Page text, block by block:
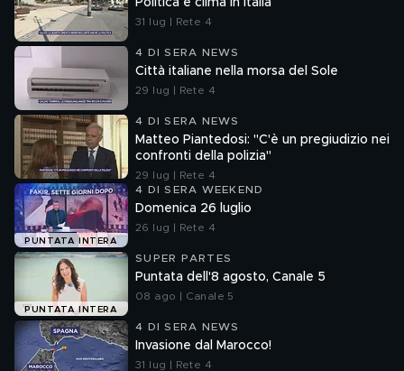
Politica e clima in Italia
31 lug | Rete 4
4 DI SERA NEWS
Città italiane nella morsa del Sole
29 lug | Rete 4
4 DI SERA NEWS
Matteo Piantedosi: "C'è un pregiudizio nei
confronti della polizia"
29 lug | Rete 4
PUNTATA INTERA
4 DI SERA WEEKEND
Domenica 26 luglio
26 lug | Rete 4
PUNTATA INTERA
SUPER PARTES
Puntata dell'8 agosto, Canale 5
08 ago | Canale 5
4 DI SERA NEWS
Invasione dal Marocco!
31 lug | Rete 4